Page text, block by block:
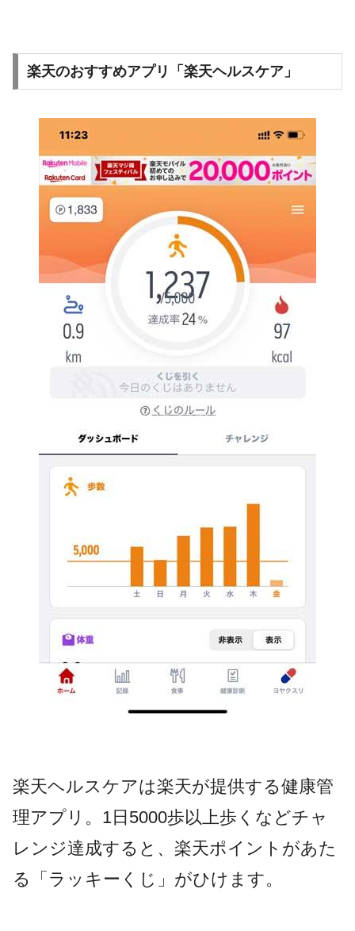
楽天のおすすめアプリ「楽天ヘルスケア」
楽天ヘルスケアは楽天が提供する健康管
理アプリ。1日5000歩以上歩くなどチャ
レンジ達成すると、楽天ポイントがあた
る「ラッキーくじ」がひけます。